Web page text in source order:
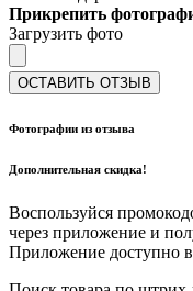
Прикрепить
Загрузить фото
ОСТАВИТЬ ОТЗЫВ
Фотографии из отзыва
Дополнительная скидка!
Воспользуйся
через приложение и
Приложение доступно в